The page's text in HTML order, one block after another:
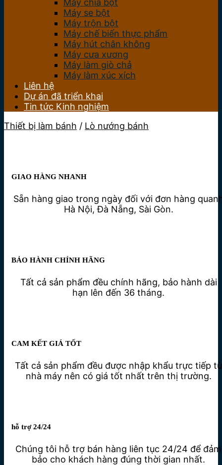
Máy chia bột
Máy se bột
Máy trộn bột
Máy chế biến thực phẩm
Máy hút chân không
Máy cưa xương
Máy làm giò chả
Máy làm xúc xích
Liên hệ
Dự án đã triển khai
Tin tức Kinh nghiệm
Thiết bị làm bánh / Lò nướng bánh
GIAO HÀNG NHANH
Sẵn hàng giao trong ngày đối với đơn hàng
Hà Nội, Đà Nẵng, Sài Gòn.
BẢO HÀNH CHÍNH HÃNG
Tất cả sản phẩm đều chính hãng, bảo hành dài
hạn lên đến 36 tháng.
CAM KẾT GIÁ TỐT
Tất cả sản phẩm đều được nhập khẩu trực tiếp từ
nhà máy nên có giá tốt nhất trên thị trường.
hỗ trợ 24/24
Chúng tôi hỗ trợ bán hàng liên tục 24/24 để đảm
bảo cho khách hàng đúng thời gian nhất.